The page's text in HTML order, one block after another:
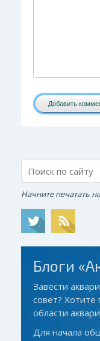
Добавить
Начните печатать
Блоги
Завести
совет? Хотите
области
Для начала